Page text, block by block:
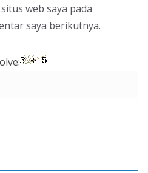
web saya pada
saya berikutnya.